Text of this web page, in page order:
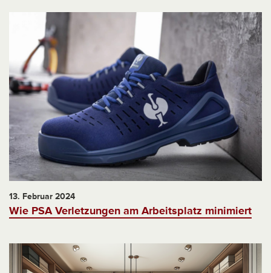
13. Februar 2024
Wie PSA Verletzungen am Arbeitsplatz minimiert